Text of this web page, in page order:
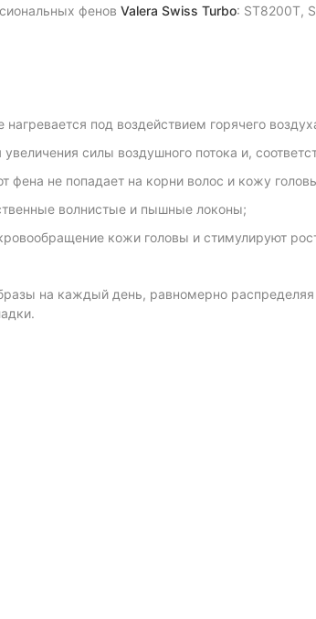
фенов Valera Swiss Turbo: ST8200T,
под воздействием горячего
силы воздушного потока и,
фена не попадает на корни волос и кожу
волнистые и пышные локоны;
кожи головы и стимулируют
на каждый день, равномерно